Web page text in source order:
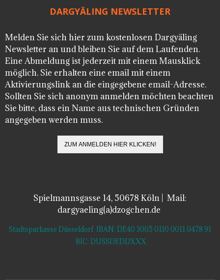
DARGYÄLING NEWSLETTER
Melden Sie sich hier zum kostenlosen Dargyäling
Newsletter an und bleiben Sie auf dem Laufenden.
Eine Abmeldung ist jederzeit mit einem Mausklick
möglich. Sie erhalten eine email mit einem
Aktivierungslink an die eingegebene email-Adresse.
Sollten Sie sich anonym anmelden möchten beachten
Sie bitte, dass ein Name aus technischen Gründen
angegeben werden muss.
Spielmannsgasse 14, 50678 Köln | Mail:
dargyaeling(a)dzogchen.de
Stadtsparkasse Düsseldorf IBAN: DE40 3005 0110 0011 0478 91
BIC: DUSSDEDDXXX